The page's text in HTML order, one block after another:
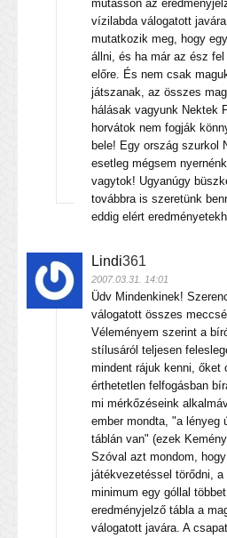
mutasson az
vízilabda válogatott
mutatkozik meg, hogy
állni, és ha már az ész
előre. És nem csak
játszanak, az összes
hálásak vagyunk Nektek
horvátok nem fogják
bele! Egy ország szurkol
esetleg mégsem
vagytok! Ugyanúgy
továbbra is szeretünk
eddig elért
Lindi361
2007.03.31. 14:01
Üdv Mindenkinek!
válogatott összes
Véleményem szerint a
stílusáról teljesen
mindent rájuk kenni, őket
érthetetlen felfogásban
mi mérkőzéseink
ember mondta, "a lényeg
táblán van" (ezek
Szóval azt mondom,
játékvezetéssel törődni, a
minimum egy góllal
eredményjelző tábla a
válogatott javára. A